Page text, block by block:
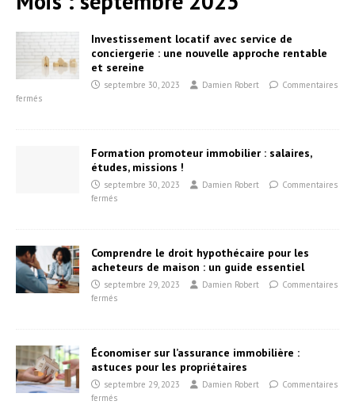
Investissement locatif avec service de
conciergerie : une nouvelle approche rentable
et sereine
septembre 30, 2023 Damien Robert
Commentaires
fermés
Formation promoteur immobilier : salaires,
études, missions !
septembre 30, 2023 Damien Robert
Commentaires
fermés
Comprendre le droit hypothécaire pour les
acheteurs de maison : un guide essentiel
septembre 29, 2023 Damien Robert
Commentaires
fermés
Économiser sur l’assurance immobilière :
astuces pour les propriétaires
septembre 29, 2023 Damien Robert
Commentaires
fermés